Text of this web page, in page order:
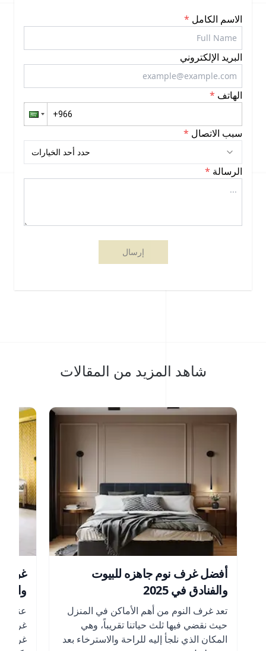
الاسم الكامل *
البريد الإلكتروني
الهاتف *
سبب الاتصال *
حدد أحد الخيارات
الرسالة *
إرسال
شاهد المزيد من المقالات
أفضل غرف نوم جاهزه للبيوت
والفنادق في 2025
تعد غرف النوم من أهم الأماكن في المنزل
حيث نقضي فيها ثلث حياتنا تقريباً، وهي
المكان الذي نلجأ إليه للراحة والاسترخاء بعد
غرف
عندما
غرفة
غرف